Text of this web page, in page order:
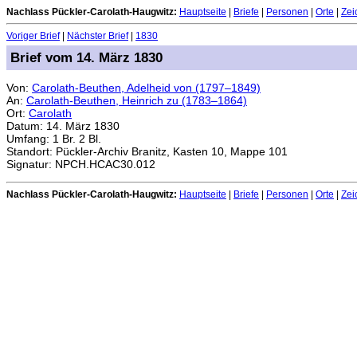
Nachlass Pückler-Carolath-Haugwitz: Hauptseite Briefe Personen Orte
Voriger Brief| Nächster Brief| 1830
Brief vom 14. März 1830
Von: Carolath-Beuthen, Adelheid von (1797–1849)
An: Carolath-Beuthen, Heinrich zu (1783–1864)
Ort: Carolath
Datum: 14. März 1830
Umfang: 1 Br. 2 Bl.
Standort: Pückler-Archiv Branitz, Kasten 10, Mappe 101
Signatur: NPCH.HCAC30.012
Nachlass Pückler-Carolath-Haugwitz: Hauptseite Briefe Personen Orte